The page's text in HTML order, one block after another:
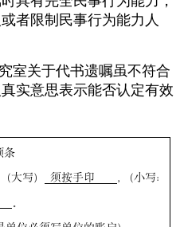
者限制民事行为能力人
室关于代书遗嘱虽不符合
实意思表示能否认定有效